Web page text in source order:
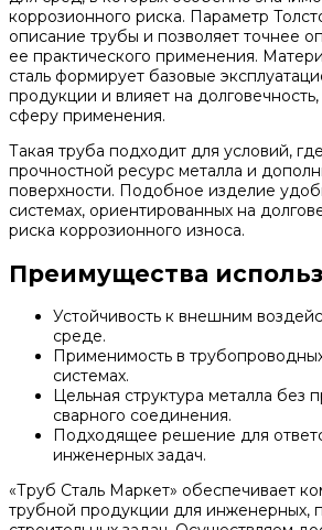
коррозионного риска. Параметр
описание трубы и позволяет точнее
ее практического применения.
сталь формирует базовые
продукции и влияет на долговечность,
сферу применения.
Такая труба подходит для условий,
прочностной ресурс металла и
поверхности. Подобное изделие
системах, ориентированных на
риска коррозионного износа.
Преимущества
Устойчивость к внешним
среде.
Применимость в
системах.
Цельная структура металла без
сварного соединения.
Подходящее решение для
инженерных задач.
«Труб Сталь Маркет» обеспечивает
трубной продукции для инженерных,